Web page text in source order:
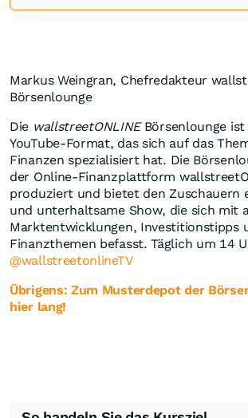
Markus Weingran, Chefredakteur
Börsenlounge
Die wallstreetONLINEBörsenlounge ist
YouTube-Format, das sich auf das
Finanzen spezialisiert hat. Die
der Online-Finanzplattform
produziert und bietet den Zuschauern
und unterhaltsame Show, die sich mit
Marktentwicklungen, Investitionstipps
Finanzthemen befasst. Täglich um 14
@wallstreetonlineTV
Übrigens: Zum Musterdepot der
hier lang!